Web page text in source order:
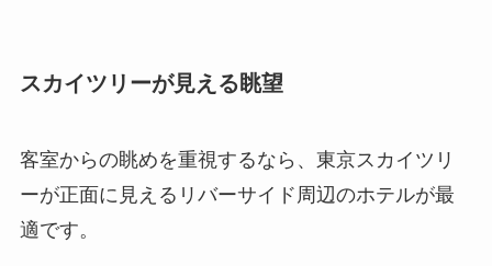
スカイツリーが見える眺望
客室からの眺めを重視するなら、東京スカイツリ
ーが正面に見えるリバーサイド周辺のホテルが最
適です。